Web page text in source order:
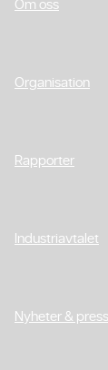
Om oss
Organisation
Rapporter
Industriavtalet
Nyheter & press